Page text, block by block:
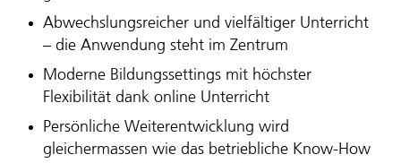
Abwechslungsreicher und vielfältiger Unterricht
– die Anwendung steht im Zentrum
Moderne Bildungssettings mit höchster
Flexibilität dank online Unterricht
Persönliche Weiterentwicklung wird
gleichermassen wie das betriebliche Know-How